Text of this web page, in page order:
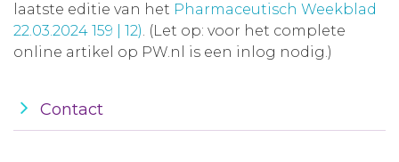
laatste editie van het Pharmaceutisch Weekblad
22.03.2024 159 | 12). (Let op: voor het complete
online artikel op PW.nl is een inlog nodig.)
Contact